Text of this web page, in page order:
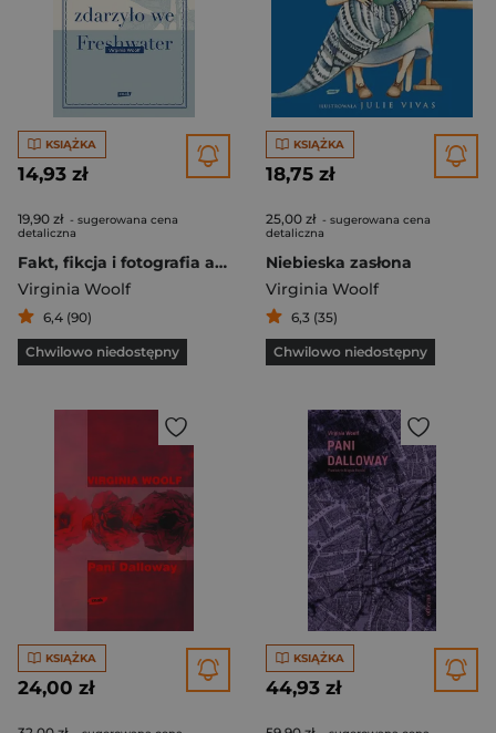
KSIĄŻKA
14,93 zł
19,90 zł - sugerowana cena
detaliczna
Fakt, fikcja i fotografia albo co się zdarzyło we Freshwater
Virginia Woolf
6,4 (90)
Chwilowo niedostępny
KSIĄŻKA
18,75 zł
25,00 zł - sugerowana cena
detaliczna
Niebieska zasłona
Virginia Woolf
6,3 (35)
Chwilowo niedostępny
KSIĄŻKA
24,00 zł
KSIĄŻKA
44,93 zł